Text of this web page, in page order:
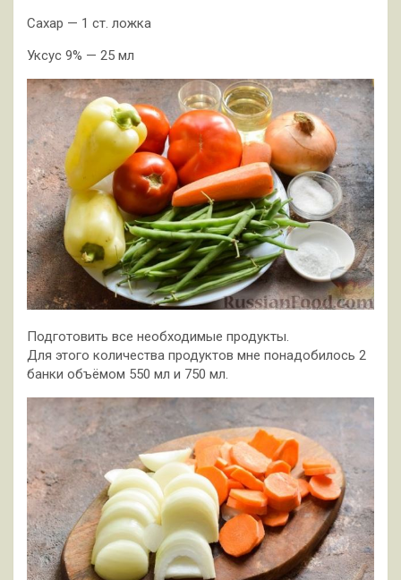
Сахар — 1 ст. ложка
Уксус 9% — 25 мл
Подготовить все необходимые продукты.
Для этого количества продуктов мне понадобилось 2
банки объёмом 550 мл и 750 мл.